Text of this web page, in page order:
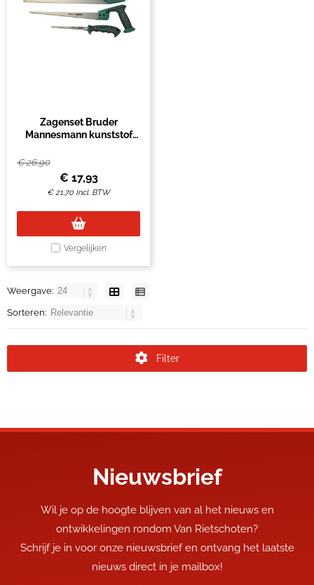
Zagenset Bruder
Mannesmann kunststof
groen/zwart 3 stuks
€26,90
€ 17,93
€21,70 Incl. BTW
Vergelijken
Weergave:
Sorteren:
Filter
Nieuwsbrief
Wil je op de hoogte blijven van al het nieuws en
ontwikkelingen rondom Van Rietschoten?
Schrijf je in voor onze nieuwsbrief en ontvang het laatste
nieuws direct in je mailbox!